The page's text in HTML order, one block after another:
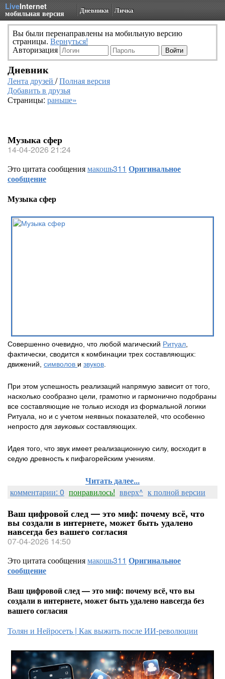
LiveInternet
мобильная версия Дневники Личка
Вы были перенаправлены на мобильную версию
страницы. Вернуться!
Авторизация
Дневник
Лента друзей /Полная версия
Добавить в друзья
Страницы: раньше»
Музыка сфер
14-04-2026 21:24
Это цитата сообщениямакошь311 Оригинальное
сообщение
Музыка сфер
Совершенно очевидно, что любой магический Ритуал
фактически, сводится к комбинации трех составляющих:
движений, символов и звуков
При этом успешность реализаций напрямую зависит от того,
насколько сообразно цели, грамотно и гармонично подобраны
все составляющие не только исходя из формальной логики
Ритуала, но и с учетом неявных показателей, что особенно
непросто для звуковых составляющих.
Идея того, что звук имеет реализационную силу, восходит в
седую древность к пифагорейским учениям.
Читать далее...
комментарии: 0 понравилось! вверх^ к полной версии
Ваш цифровой след — это миф: почему всё, что
вы создали в интернете, может быть удалено
навсегда без вашего согласия
07-04-2026 14:50
Это цитата сообщениямакошь311 Оригинальное
сообщение
Ваш цифровой след — это миф: почему всё, что вы
создали в интернете, может быть удалено навсегда без
вашего согласия
Толян и Нейросеть | Как выжить после ИИ-революции